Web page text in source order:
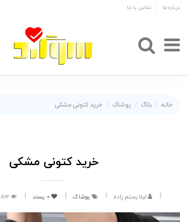
درباره ما تماس با ما
خانه بلاگ پوشاک خرید کتونی مشکی
خرید کتونی مشکی
لیلا رستم زاده پوشاک 0 پسند 812 پسند